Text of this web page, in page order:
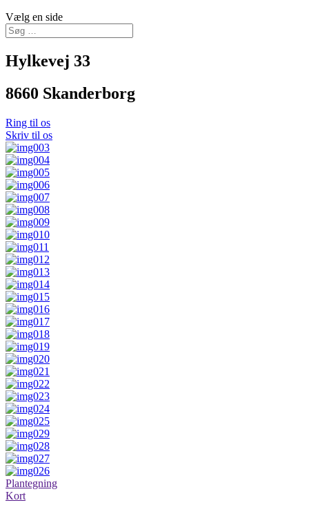
Vælg en side
Hylkevej 33
8660 Skanderborg
Ring til os
Skriv til os
Plantegning
Kort